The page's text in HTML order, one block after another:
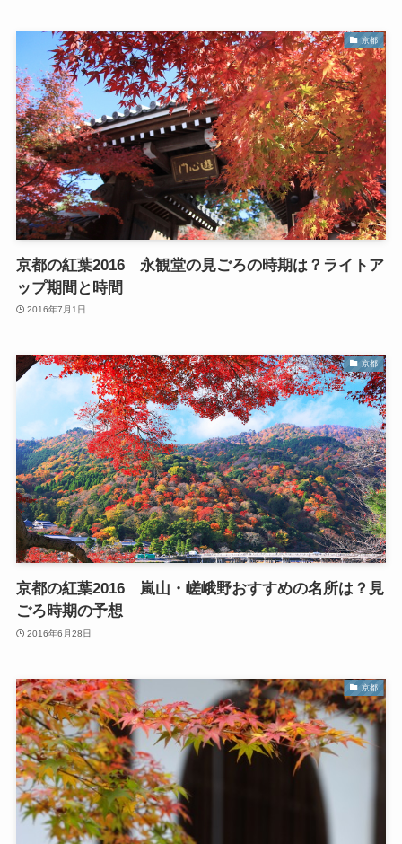
京都
京都の紅葉2016 永観堂の見ごろの時期は？ライトア
ップ期間と時間
2016年7月1日
京都
京都の紅葉2016 嵐山・嵯峨野おすすめの名所は？見
ごろ時期の予想
2016年6月28日
京都